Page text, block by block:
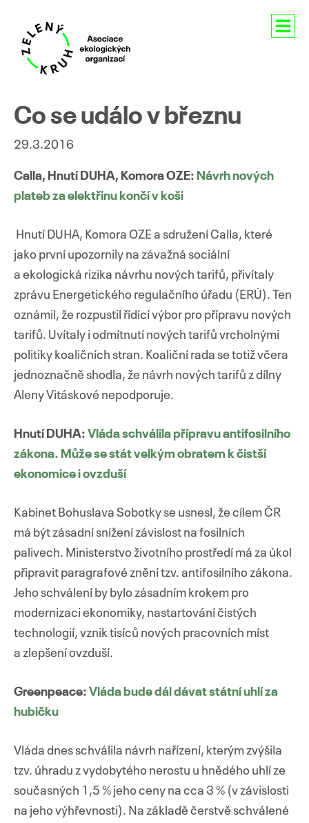
Pro média
Přejít
webu
Co se událo v březnu
29.3.2016
Calla, Hnutí DUHA, Komora OZE: Návrh nových
plateb za elektřinu končí v koši
Hnutí DUHA, Komora OZE a sdružení Calla, které
jako první upozornily na závažná sociální
a ekologická rizika návrhu nových tarifů, přivítaly
zprávu Energetického regulačního úřadu (ERÚ). Ten
oznámil, že rozpustil řídící výbor pro přípravu nových
tarifů. Uvítaly i odmítnutí nových tarifů vrcholnými
politiky koaličních stran. Koaliční rada se totiž včera
jednoznačně shodla, že návrh nových tarifů z dílny
Aleny Vitáskové nepodporuje.
Hnutí DUHA: Vláda schválila přípravu antifosilního
zákona. Může se stát velkým obratem k čistší
ekonomice i ovzduší
Kabinet Bohuslava Sobotky se usnesl, že cílem ČR
má být zásadní snížení závislost na fosilních
palivech. Ministerstvo životního prostředí má za úkol
připravit paragrafové znění tzv. antifosilního zákona.
Jeho schválení by bylo zásadním krokem pro
modernizaci ekonomiky, nastartování čistých
technologií, vznik tisíců nových pracovních míst
a zlepšení ovzduší.
Greenpeace: Vláda bude dál dávat státní uhlí za
hubičku
Vláda dnes schválila návrh nařízení, kterým zvýšila
tzv. úhradu z vydobytého nerostu u hnědého uhlí ze
současných 1,5 % jeho ceny na cca 3 % (v závislosti
na jeho výhřevnosti). Na základě čerstvě schválené